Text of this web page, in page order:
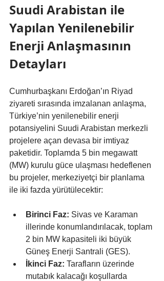
Suudi Arabistan ile
Yapılan Yenilenebilir
Enerji Anlaşmasının
Detayları
Cumhurbaşkanı Erdoğan’ın Riyad
ziyareti sırasında imzalanan anlaşma,
Türkiye’nin yenilenebilir enerji
potansiyelini Suudi Arabistan merkezli
projelere açan devasa bir imtiyaz
paketidir. Toplamda 5 bin megawatt
(MW) kurulu güce ulaşması hedeflenen
bu projeler, merkeziyetçi bir planlama
ile iki fazda yürütülecektir:
Birinci Faz: Sivas ve Karaman
illerinde konumlandırılacak, toplam
2 bin MW kapasiteli iki büyük
Güneş Enerji Santrali (GES).
İkinci Faz: Tarafların üzerinde
mutabık kalacağı koşullarda